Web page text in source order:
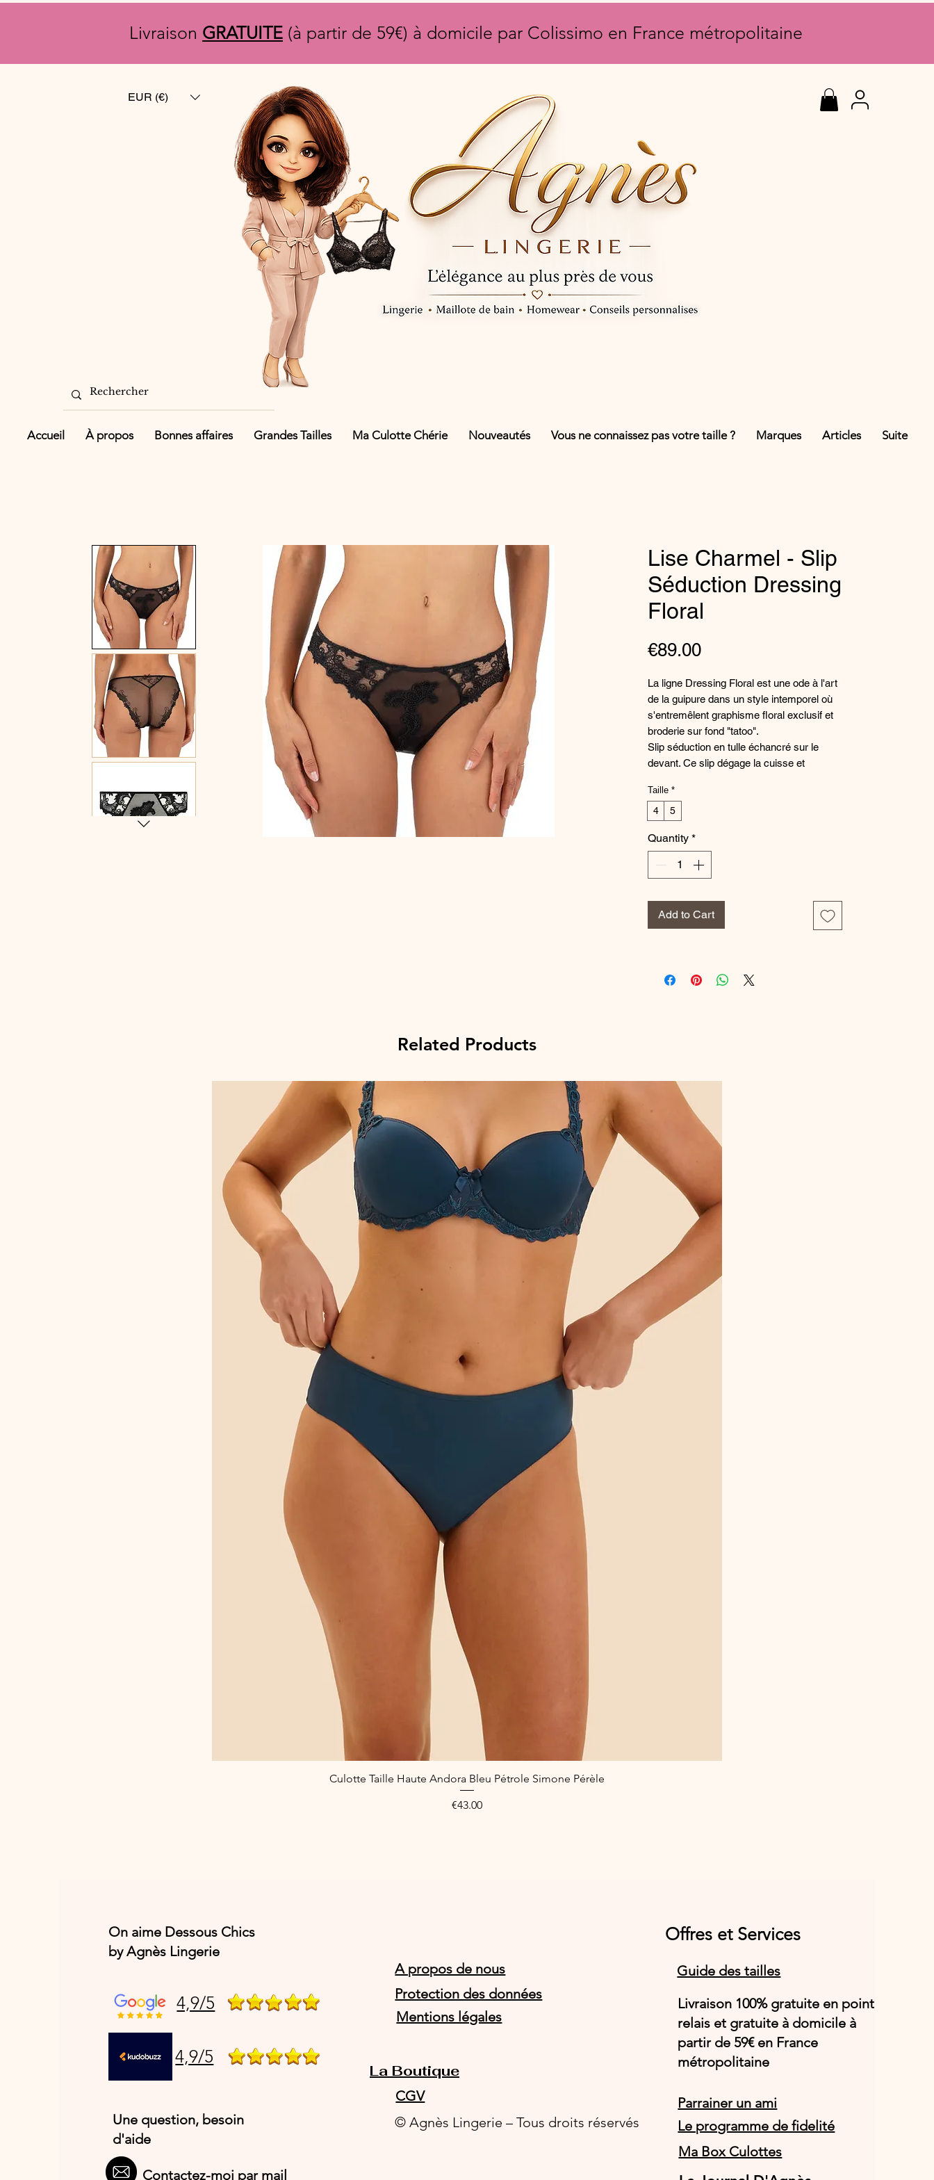
Livraison GRATUITE (à partir de 59€) à domicile par Colissimo en France métropolitaine
EUR (€)
Accueil À propos Bonnes affaires Grandes Tailles Ma Culotte Chérie Nouveautés Vous ne connaissez pas votre taille ? Marques Articles Suite
Lise Charmel - Slip
Séduction Dressing
Floral
€89.00Price
La ligne Dressing Floral est une ode à l'art
de la guipure dans un style intemporel où
s'entremêlent graphisme floral exclusif et
broderie sur fond "tatoo".
Slip séduction en tulle échancré sur le
devant. Ce slip dégage la cuisse et
Empiècements de guipure effet tatoo.
Délicat nœud en organza situé au milieu
Composition : 52% Polyester, 30%
Taille *
4 5
Quantity *
Add to Cart
Related Products
Quick View
Culotte Taille Haute Andora Bleu Pétrole Simone Pérèle
Price
€43.00
On aime Dessous Chics
by Agnès Lingerie
4,9/5
4,9/5
Une question, besoin
d'aide
Contactez-moi par mail
Offres et Services
A propos de nous
Protection des données
Mentions légales
Guide des tailles
Livraison 100% gratuite en point
relais et gratuite à domicile à
partir de 59€ en France
métropolitaine
CGV
Parrainer un ami
Le programme de fidelité
© Agnès Lingerie – Tous droits réservés
Ma Box Culottes
La Boutique